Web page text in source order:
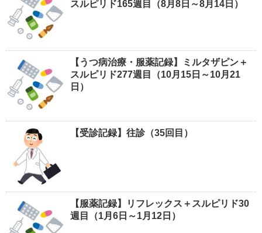
スルピリド165週目（8月8日～8月14日）
【うつ病治療・服薬記録】ミルタザピン＋
スルピリド277週目（10月15日～10月21
日）
【受診記録】往診（35回目）
【服薬記録】リフレックス＋スルピリド30
週目（1月6日～1月12日）